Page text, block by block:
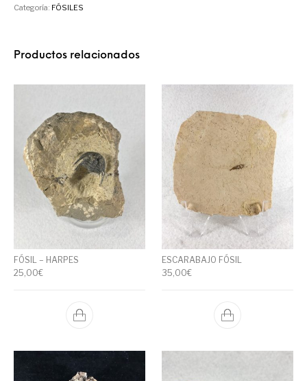
Categoría: FÓSILES
Productos relacionados
FÓSIL – HARPES
25,00€
ESCARABAJO FÓSIL
35,00€